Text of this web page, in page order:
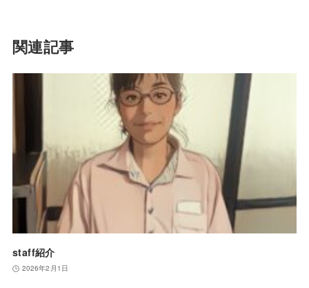
関連記事
staff紹介
2026年2月1日